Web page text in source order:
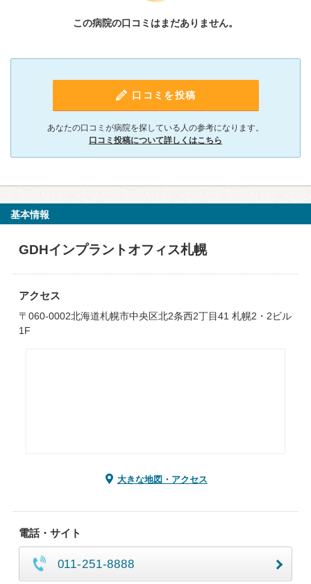
この病院の口コミはまだありません。
口コミを投稿
あなたの口コミが病院を探している人の参考になります。
口コミ投稿について詳しくはこちら
基本情報
GDHインプラントオフィス札幌
アクセス
〒060-0002北海道札幌市中央区北2条西2丁目41 札幌2・2ビル
1F
大きな地図・アクセス
電話・サイト
011-251-8888